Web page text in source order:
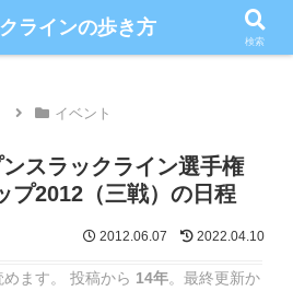
ラックライン情報満載ブログ
イベント
スラックライン選手権
プ2012（三戦）の日程
2012.06.07 2022.04.10
めます。 投稿から 14年。最終更新か
ラインの歩き方
検索